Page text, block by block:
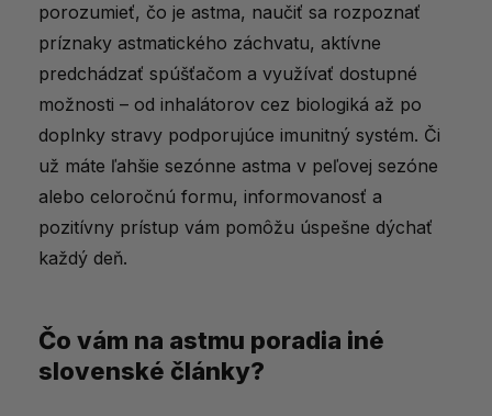
porozumieť, čo je astma, naučiť sa rozpoznať
príznaky astmatického záchvatu, aktívne
predchádzať spúšťačom a využívať dostupné
možnosti – od inhalátorov cez biologiká až po
doplnky stravy podporujúce imunitný systém. Či
už máte ľahšie sezónne astma v peľovej sezóne
alebo celoročnú formu, informovanosť a
pozitívny prístup vám pomôžu úspešne dýchať
každý deň.
Čo vám na astmu poradia iné
slovenské články?